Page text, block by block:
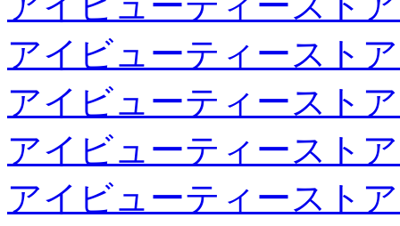
アイビューティースト
アイビューティースト
アイビューティースト
アイビューティースト